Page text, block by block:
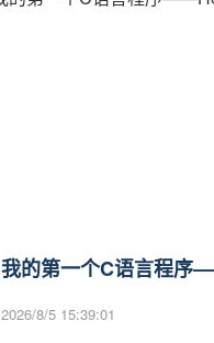
我的第一个C语言程
2026/8/5 15:39:01